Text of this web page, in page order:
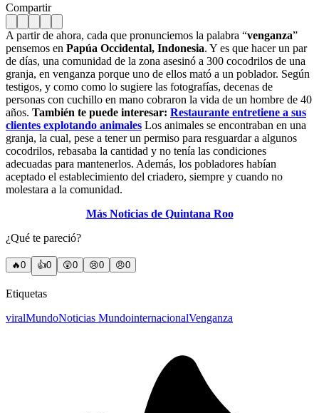
Compartir
A partir de ahora, cada que pronunciemos la palabra “venganza”
pensemos en Papúa Occidental, Indonesia. Y es que hacer un par
de días, una comunidad de la zona asesinó a 300 cocodrilos de una
granja, en venganza porque uno de ellos mató a un poblador. Según
testigos, y como como lo sugiere las fotografías, decenas de
personas con cuchillo en mano cobraron la vida de un hombre de 40
años. También te puede interesar: Restaurante entretiene a sus
clientes explotando animales Los animales se encontraban en una
granja, la cual, pese a tener un permiso para resguardar a algunos
cocodrilos, rebasaba la cantidad y no tenía las condiciones
adecuadas para mantenerlos. Además, los pobladores habían
aceptado el establecimiento del criadero, siempre y cuando no
molestara a la comunidad.
Más Noticias de Quintana Roo
¿Qué te pareció?
🔥0 👍0 😲0 😢0 😠0
Etiquetas
viralMundoNoticias MundointernacionalVenganza